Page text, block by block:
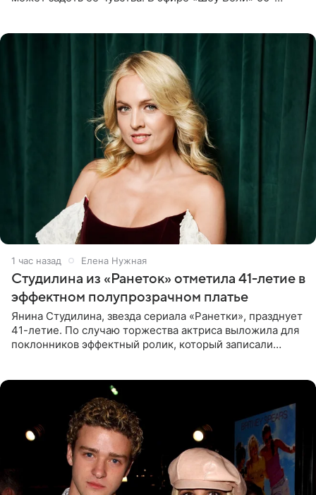
1 час назад Елена Нужная
Студилина из «Ранеток» отметила 41-летие в
эффектном полупрозрачном платье
Янина Студилина, звезда сериала «Ранетки», празднует
41-летие. По случаю торжества актриса выложила для
поклонников эффектный ролик, который записали